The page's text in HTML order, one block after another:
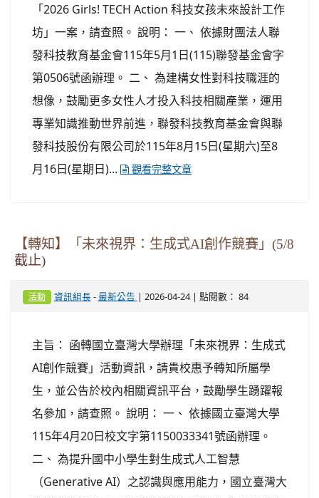
「2026 Girls! TECH Action 科技女孩未來設計工作
坊」一案，請查照。 說明： 一、 依據財團法人聯
發科技教育基金會115年5月1日(115)聯發基金會字
第0506號函辦理。 二、 為建構女性對科技職涯的
想像，鼓勵更多女性人才投入科技相關產業，運用
專業知識推動世界前進，聯發科技教育基金會與聯
發科技股份有限公司於115年8月15日(星期六)至8
月16日(星期日)...
觀看完整文章
【轉知】「未來視界：生成式AI創作競賽」(5/8
截止)
活動 資訊組長- 最新公告 | 2026-04-24 | 點閱數： 84
主旨： 函轉國立臺灣大學辦理「未來視界：生成式
AI創作競賽」活動資訊，請貴校惠予轉知所屬學
生，並公告於校內相關資訊平台，鼓勵學生踴躍報
名參加，請查照。 說明： 一、 依據國立臺灣大學
115年4月20日校文字第1150033341號函辦理。
二、 為提升國中小學生對生成式人工智慧
（Generative AI）之認識與應用能力，國立臺灣大